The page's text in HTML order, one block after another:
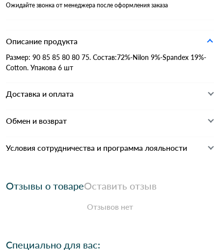
Ожидайте звонка от менеджера после оформления заказа
Описание продукта
Размер: 90 85 85 80 80 75. Состав:72%-Nilon 9%-Spandex 19%-
Cotton. Упакова 6 шт
Доставка и оплата
Обмен и возврат
Условия сотрудничества и программа лояльности
Отзывы о товареОставить отзыв
Отзывов нет
Специально для вас: